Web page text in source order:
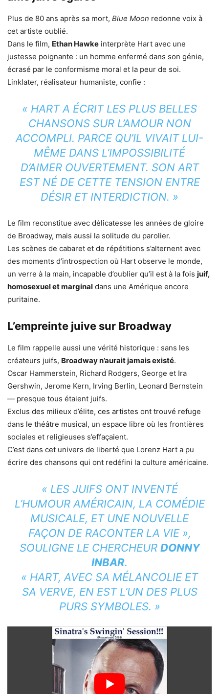
Plus de 80 ans après sa mort, Blue Moon redonne voix à
cet artiste oublié.
Dans le film, Ethan Hawke interprète Hart avec une
justesse poignante : un homme enfermé dans son génie,
écrasé par le conformisme moral et la peur de soi.
Linklater, réalisateur humaniste, confie :
« HART A ÉCRIT LES PLUS BELLES
CHANSONS SUR L’AMOUR NON
ACCOMPLI. PARCE QU’IL VIVAIT LUI-
MÊME DANS L’IMPOSSIBILITÉ
D’AIMER OUVERTEMENT. SON ART
EST NÉ DE CETTE TENSION ENTRE
DÉSIR ET INTERDICTION. »
Le film reconstitue avec délicatesse les années de gloire
de Broadway, mais aussi la solitude du parolier.
Les scènes de cabaret et de répétitions s’alternent avec
des moments d’introspection où Hart observe le monde,
un verre à la main, incapable d’oublier qu’il est à la fois juif,
homosexuel et marginal dans une Amérique encore
puritaine.
L’empreinte juive sur Broadway
Le film rappelle aussi une vérité historique : sans les
créateurs juifs, Broadway n’aurait jamais existé.
Oscar Hammerstein, Richard Rodgers, George et Ira
Gershwin, Jerome Kern, Irving Berlin, Leonard Bernstein
— presque tous étaient juifs.
Exclus des milieux d’élite, ces artistes ont trouvé refuge
dans le théâtre musical, un espace libre où les frontières
sociales et religieuses s’effaçaient.
C’est dans cet univers de liberté que Lorenz Hart a pu
écrire des chansons qui ont redéfini la culture américaine.
« LES JUIFS ONT INVENTÉ
L’HUMOUR AMÉRICAIN, LA COMÉDIE
MUSICALE, ET UNE NOUVELLE
FAÇON DE RACONTER LA VIE »,
SOULIGNE LE CHERCHEUR DONNY
INBAR.
« HART, AVEC SA MÉLANCOLIE ET
SA VERVE, EN EST L’UN DES PLUS
PURS SYMBOLES. »